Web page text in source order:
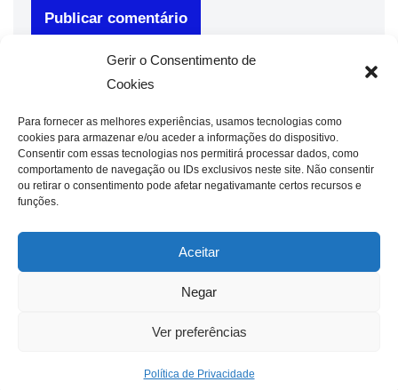
Gerir o Consentimento de
Cookies
Para fornecer as melhores experiências, usamos tecnologias como
cookies para armazenar e/ou aceder a informações do dispositivo.
Consentir com essas tecnologias nos permitirá processar dados, como
comportamento de navegação ou IDs exclusivos neste site. Não consentir
ou retirar o consentimento pode afetar negativamante certos recursos e
funções.
Aceitar
Negar
Ver preferências
Política de Privacidade
| Criado comWordPress